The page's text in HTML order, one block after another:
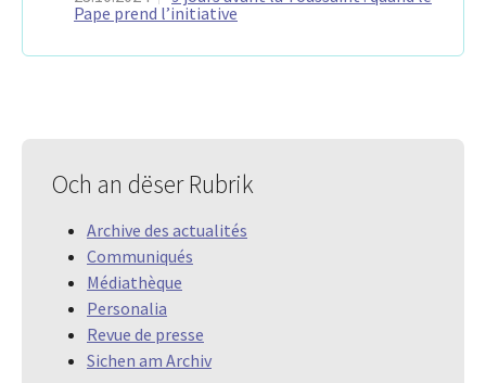
Pape prend l’initiative
Och an dëser Rubrik
Archive des actualités
Communiqués
Médiathèque
Personalia
Revue de presse
Sichen am Archiv